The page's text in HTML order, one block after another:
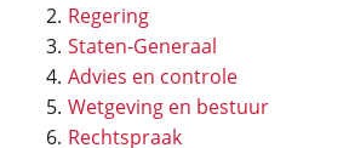
Regering
Staten-Generaal
Advies en controle
Wetgeving en bestuur
Rechtspraak